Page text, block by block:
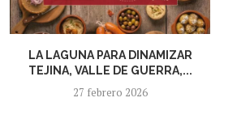
LA LAGUNA PARA DINAMIZAR
TEJINA, VALLE DE GUERRA,...
27 febrero 2026